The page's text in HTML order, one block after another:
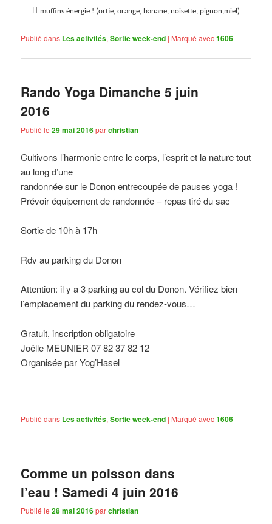
 muffins énergie ! (ortie, orange, banane, noisette, pignon,miel)
Publié dans Les activités,Sortie week-end | Marqué avec1606
Rando Yoga Dimanche 5 juin
2016
Publié le29 mai 2016parchristian
Cultivons l’harmonie entre le corps, l’esprit et la nature tout
au long d’une
randonnée sur le Donon entrecoupée de pauses yoga !
Prévoir équipement de randonnée – repas tiré du sac
Sortie de 10h à 17h
Rdv au parking du Donon
Attention: il y a 3 parking au col du Donon. Vérifiez bien
l’emplacement du parking du rendez-vous…
Gratuit, inscription obligatoire
Joëlle MEUNIER07 82 37 82 12
Organisée par Yog’Hasel
Publié dans Les activités,Sortie week-end | Marqué avec1606
Comme un poisson dans
l’eau ! Samedi 4 juin 2016
Publié le28 mai 2016parchristian